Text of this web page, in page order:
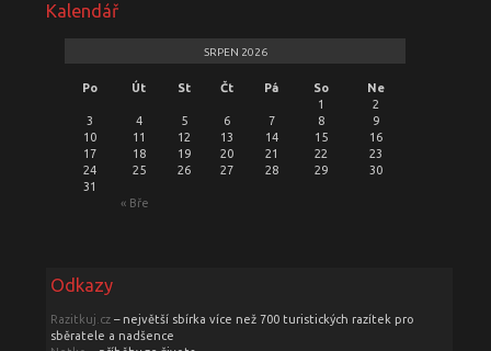
Kalendář
SRPEN 2026
Po Út St Čt Pá So Ne
« Bře
1
2
3
4 5 6 7 8
9
10
11 12 13 14 15
16
17
18 19 20 21 22
23
24
25 26 27 28 29
30
31
Odkazy
Razitkuj.cz– největší sbírka více než 700 turistických razítek pro
sběratele a nadšence